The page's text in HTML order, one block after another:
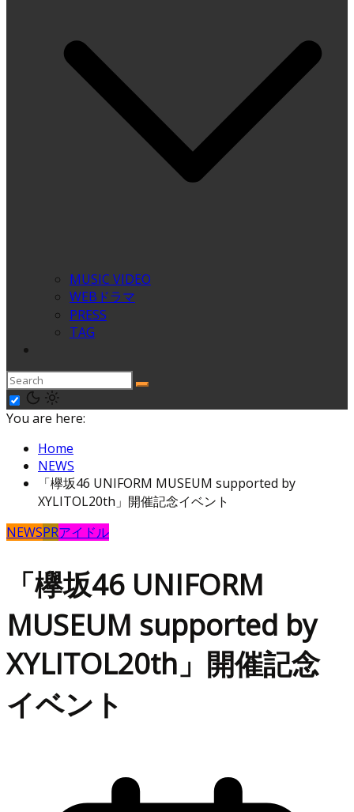
MUSIC VIDEO
WEBドラマ
PRESS
TAG
You are here:
Home
NEWS
「欅坂46 UNIFORM MUSEUM supported by
XYLITOL20th」開催記念イベント
NEWSPRアイドル
「欅坂46 UNIFORM
MUSEUM supported by
XYLITOL20th」開催記念
イベント